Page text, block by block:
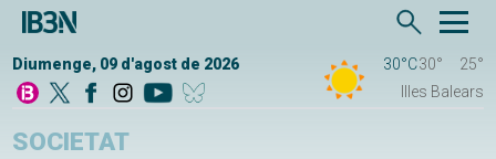
Diumenge, 09 d'agost de 2026 30°C30°
25°
Illes Balears
SOCIETAT